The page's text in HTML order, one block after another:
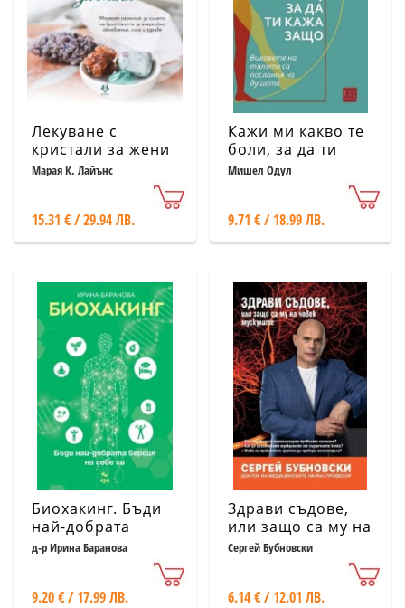
Лекуване с
кристали за жени
Марая К. Лайънс
15.31 € / 29.94 ЛВ.
Кажи ми какво те
боли, за да ти
кажа защо
Мишел Одул
9.71 € / 18.99 ЛВ.
Биохакинг. Бъди
най-добрата
версия на себе си
д-р Ирина Баранова
9.20 € / 17.99 ЛВ.
Здрави съдове,
или защо са му на
човек мускулите
Сергей Бубновски
6.14 € / 12.01 ЛВ.